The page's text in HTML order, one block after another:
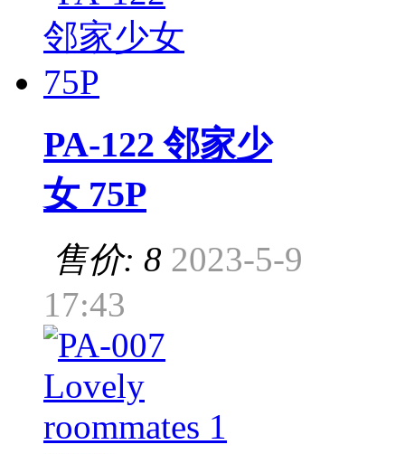
PA-122 邻家少
女 75P
售价: 8 2023-5-9
17:43